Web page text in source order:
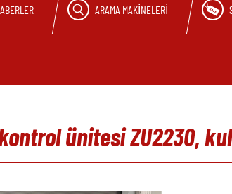
ARAMA MAKINELERI
ünitesi ZU2230,